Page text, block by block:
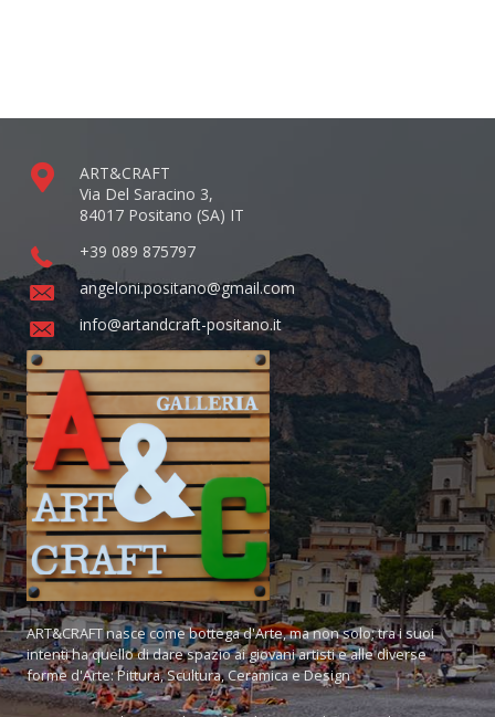
ART&CRAFT
Via Del Saracino 3,
84017 Positano (SA) IT
+39 089 875797
angeloni.positano@gmail.com
info@artandcraft-positano.it
ART&CRAFT nasce come bottega d'Arte, ma non solo; tra i suoi
intenti ha quello di dare spazio ai giovani artisti e alle diverse
forme d'Arte: Pittura, Scultura, Ceramica e Design